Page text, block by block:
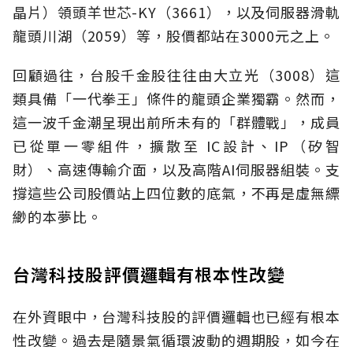
晶片）領頭羊世芯-KY（3661），以及伺服器滑軌
龍頭川湖（2059）等，股價都站在3000元之上。
回顧過往，台股千金股往往由大立光（3008）這
類具備「一代拳王」條件的龍頭企業獨霸。然而，
這一波千金潮呈現出前所未有的「群體戰」，成員
已從單一零組件，擴散至 IC設計、IP（矽智
財）、高速傳輸介面，以及高階AI伺服器組裝。支
撐這些公司股價站上四位數的底氣，不再是虛無縹
緲的本夢比。
台灣科技股評價邏輯有根本性改變
在外資眼中，台灣科技股的評價邏輯也已經有根本
性改變。過去是隨景氣循環波動的週期股，如今在